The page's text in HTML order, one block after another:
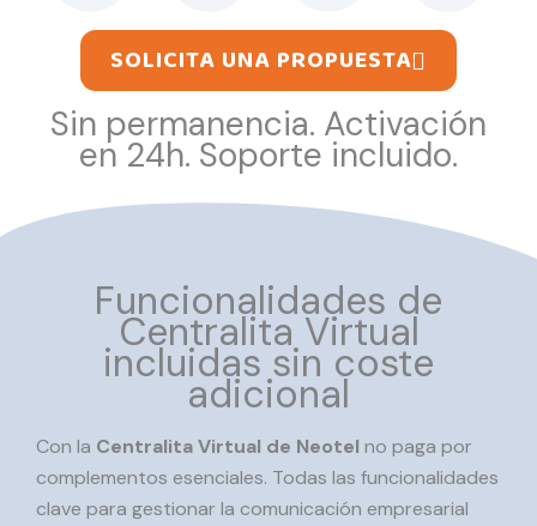
SOLICITA UNA PROPUESTA
Sin permanencia. Activación
en 24h. Soporte incluido.
Funcionalidades de
Centralita Virtual
incluidas sin coste
adicional
Con la Centralita Virtual de Neotel no paga por
complementos esenciales. Todas las funcionalidades
clave para gestionar la comunicación empresarial